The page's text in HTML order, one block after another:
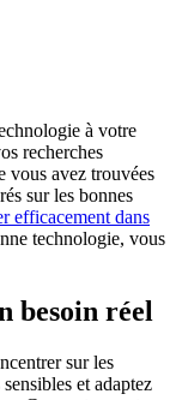
à votre
recherches
vous avez trouvées
sur les bonnes
efficacement dans
technologie, vous
besoin réel
sur les
et adaptez